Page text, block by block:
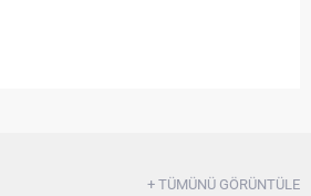
+ TÜMÜNÜ GÖRÜNTÜLE